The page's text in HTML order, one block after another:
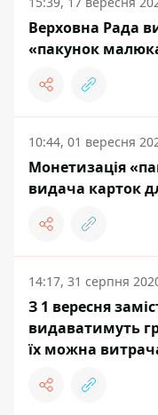
Верховна Рада
«пакунок
10:44, 01 вересня
Монетизація
видача карток
14:17, 31 серпня
З 1 вересня
видаватимуть
їх можна